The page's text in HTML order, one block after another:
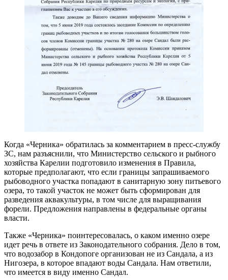
Когда «Черника» обратилась за комментарием в пресс-службу
ЗС, нам разъяснили, что Министерство сельского и рыбного
хозяйства Карелии подготовило изменения в Правила,
которые предполагают, что если границы запрашиваемого
рыбоводного участка попадают в санитарную зону питьевого
озера, то такой участок не может быть сформирован для
разведения аквакультуры, в том числе для выращивания
форели. Предложения направлены в федеральные органы
власти.
Также «Черника» поинтересовалась, о каком именно озере
идет речь в ответе из Законодательного собрания. Дело в том,
что водозабор в Кондопоге организован не из Сандала, а из
Нигозера, в которое впадают воды Сандала. Нам ответили,
что имеется в виду именно Сандал.